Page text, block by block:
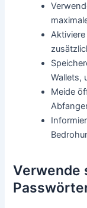
Wallets,
Meide
Verwende